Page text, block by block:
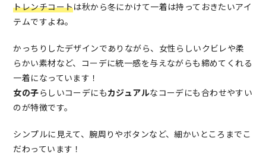
トレンチコートは秋から冬にかけて一着は持っておきたいアイ
テムですよね。
かっちりしたデザインでありながら、女性らしいクビレや柔
らかい素材など、コーデに統一感を与えながらも締めてくれる
一着になっています！
女の子らしいコーデにもカジュアルなコーデにも合わせやすい
のが特徴です。
シンプルに見えて、腕周りやボタンなど、細かいところまでこ
だわっています！